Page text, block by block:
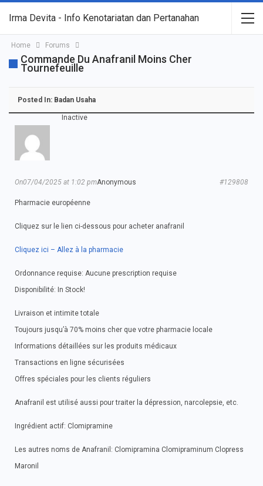
Irma Devita - Info Kenotariatan dan Pertanahan
Home Forums
Commande Du Anafranil Moins Cher
Tournefeuille
Posted In: Badan Usaha
Inactive
Anonymous
On07/04/2025 at 1:02 pm #129808
Pharmacie européenne
Cliquez sur le lien ci-dessous pour acheter anafranil
Cliquez ici – Allez à la pharmacie
Ordonnance requise: Aucune prescription requise
Disponibilité: In Stock!
Livraison et intimite totale
Toujours jusqu’à 70% moins cher que votre pharmacie locale
Informations détaillées sur les produits médicaux
Transactions en ligne sécurisées
Offres spéciales pour les clients réguliers
Anafranil est utilisé aussi pour traiter la dépression, narcolepsie, etc.
Ingrédient actif: Clomipramine
Les autres noms de Anafranil: Clomipramina Clomipraminum Clopress
Maronil